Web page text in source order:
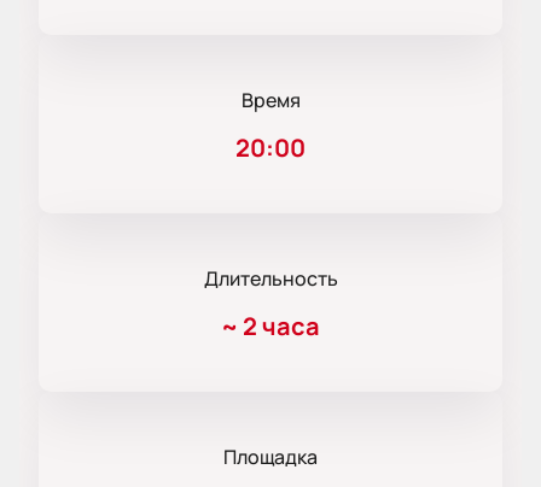
Время
20:00
Длительность
~ 2 часа
Площадка